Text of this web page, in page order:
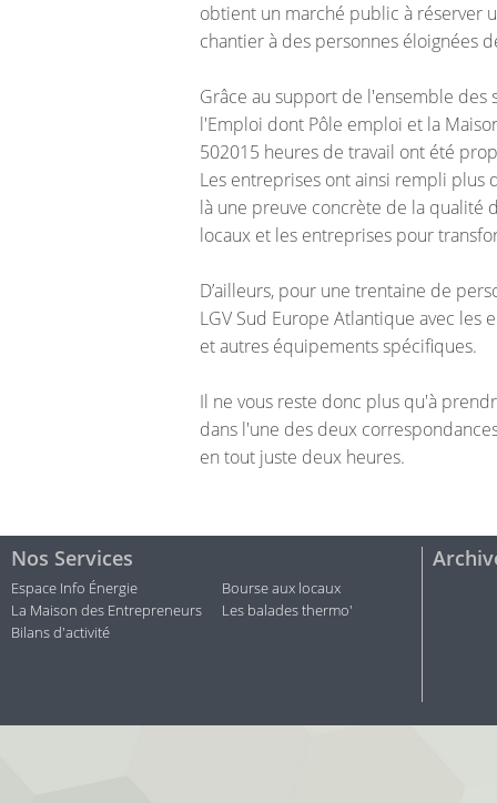
obtient un marché public à réserver
chantier à des personnes éloignées
Grâce au support de l'ensemble des
l'Emploi dont Pôle emploi et la
502015 heures de travail ont été
Les entreprises ont ainsi rempli plus
là une preuve concrète de la qualité
locaux et les entreprises pour
D’ailleurs, pour une trentaine de
LGV Sud Europe Atlantique avec les
et autres équipements spécifiques.
Il ne vous reste donc plus qu'à
dans l'une des deux
en tout juste deux heures.
Nos Services
Espace Info Énergie
Bourse aux locaux
La Maison des Entrepreneurs
Les balades thermo'
Bilans d'activité